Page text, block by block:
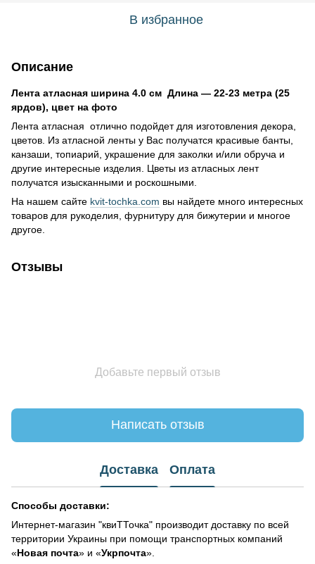
В избранное
Описание
Лента атласная ширина 4.0 см Длина ― 22-23 метра (25
ярдов), цвет на фото
Лента атласная отлично подойдет для изготовления декора,
цветов. Из атласной ленты у Вас получатся красивые банты,
канзаши, топиарий, украшение для заколки и/или обруча и
другие интересные изделия. Цветы из атласных лент
получатся изысканными и роскошными.
На нашем сайте kvit-tochka.com вы найдете много интересных
товаров для рукоделия, фурнитуру для бижутерии и многое
другое.
Отзывы
Добавьте первый отзыв
Написать отзыв
Доставка Оплата
Способы доставки:
Интернет-магазин "квиТТочка" производит доставку по всей
территории Украины при помощи транспортных компаний
«Новая почта» и «Укрпочта».